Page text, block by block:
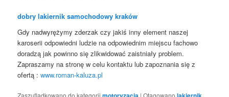
dobry lakiernik samochodowy kraków
Gdy nadwyrężymy zderzak czy jakiś inny element naszej
karoserii odpowiedni ludzie na odpowiednim miejscu fachowo
doradzą jak powinno się zlikwidować zaistniały problem.
Zapraszamy na stronę w celu kontaktu lub zapoznania się z
ofertą :www.roman-kaluza.pl